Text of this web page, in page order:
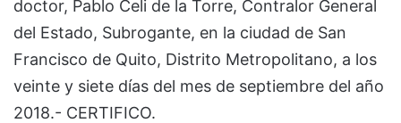
doctor, Pablo Celi de la Torre, Contralor General
del Estado, Subrogante, en la ciudad de San
Francisco de Quito, Distrito Metropolitano, a los
veinte y siete días del mes de septiembre del año
2018.- CERTIFICO.